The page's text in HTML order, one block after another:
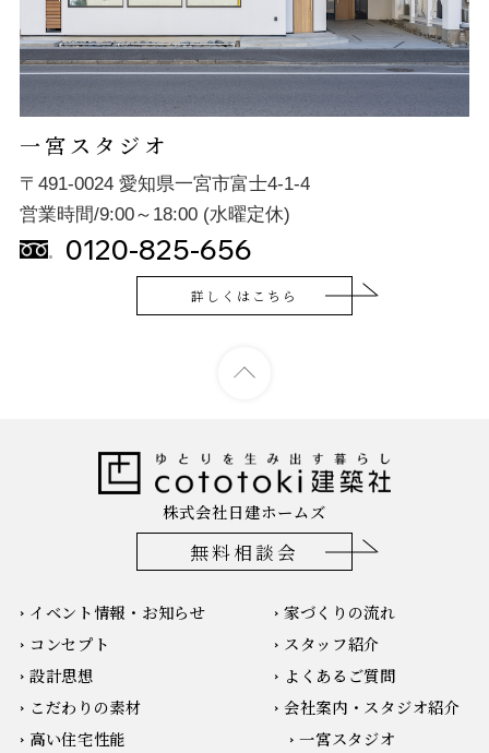
一宮スタジオ
〒491-0024 愛知県一宮市富士4-1-4
営業時間/9:00～18:00 (水曜定休)
0120-825-656
詳しくはこちら
株式会社日建ホームズ
無料相談会
イベント情報・お知らせ
コンセプト
設計思想
こだわりの素材
高い住宅性能
家づくりの流れ
スタッフ紹介
よくあるご質問
会社案内・スタジオ紹介
一宮スタジオ